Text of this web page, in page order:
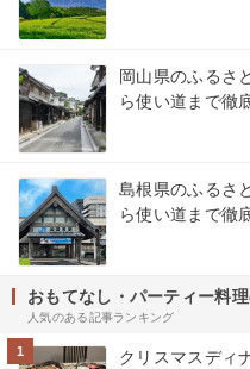
岡山県のふるさ
ら使い道まで徹
島根県のふるさ
ら使い道まで徹
おもてなし・パーティー料
人気のある記事ランキング
1
クリスマスディ